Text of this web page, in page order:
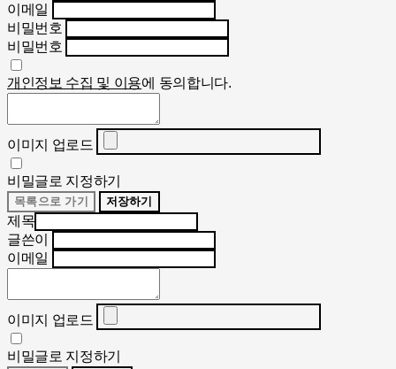
이메일
비밀번호
비밀번호
개인정보 수집 및 이용에 동의합니다.
이미지 업로드
비밀글로 지정하기
목록으로 가기 저장하기
제목
글쓴이
이메일
이미지 업로드
비밀글로 지정하기